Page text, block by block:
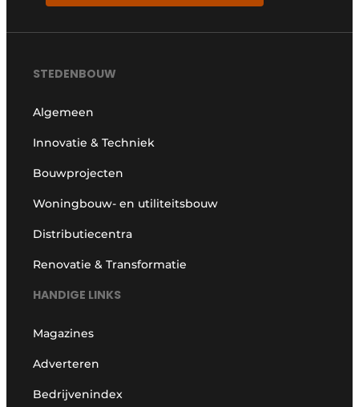
STEDENBOUW
Algemeen
Innovatie & Techniek
Bouwprojecten
Woningbouw- en utiliteitsbouw
Distributiecentra
Renovatie & Transformatie
HANDIGE LINKS
Magazines
Adverteren
Bedrijvenindex